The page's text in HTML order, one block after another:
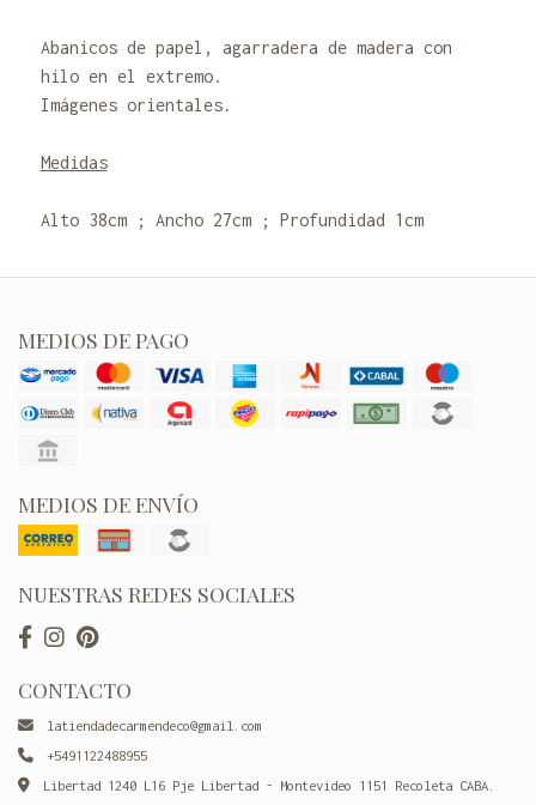
Abanicos de papel, agarradera de madera con
hilo en el extremo.
Imágenes orientales.
Medidas
Alto 38cm ; Ancho 27cm ; Profundidad 1cm
MEDIOS DE PAGO
MEDIOS DE ENVÍO
NUESTRAS REDES SOCIALES
CONTACTO
latiendadecarmendeco@gmail.com
+5491122488955
Libertad 1240 L16 Pje Libertad - Montevideo 1151 Recoleta CABA.